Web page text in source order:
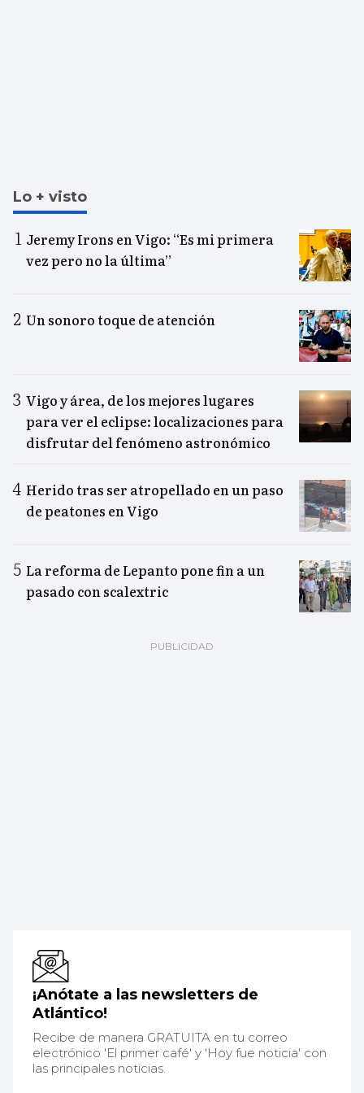
Lo + visto
Jeremy Irons en Vigo: “Es mi primera
vez pero no la última”
Un sonoro toque de atención
Vigo y área, de los mejores lugares
para ver el eclipse: localizaciones para
disfrutar del fenómeno astronómico
Herido tras ser atropellado en un paso
de peatones en Vigo
La reforma de Lepanto pone fin a un
pasado con scalextric
¡Anótate a las newsletters de
Atlántico!
Recibe de manera GRATUITA en tu correo
electrónico 'El primer café' y 'Hoy fue noticia' con
las principales noticias.